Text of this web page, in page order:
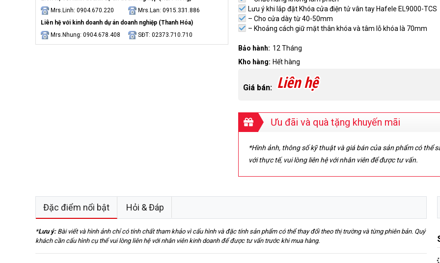
Mrs.Linh: 0904.670.220
Mrs.Lan: 0915.331.886
Liên hệ với kinh doanh dự án doanh nghiệp (Thanh Hóa)
Mrs.Nhung: 0904.678.408
SĐT: 02373.710.710
Lưu ý khi lắp đặt Khóa cửa điện tử vân tay Hafele EL9000-TCS
– Cho cửa dày từ 40-50mm
– Khoảng cách giữ mặt thân khóa và tâm lỗ khóa là 70mm
Bảo hành: 12 Tháng
Kho hàng: Hết hàng
Giá bán: Liên hệ
Ưu đãi và quà tặng khuyến mãi
*Hình ảnh, thông số kỹ thuật và giá bán của sản phẩm có thể
với thực tế, vui lòng liên hệ với nhân viên để được tư vấn.
Đặc điểm nổi bật Hỏi & Đáp
*Lưu ý:Bài viết và hình ảnh chỉ có tính chất tham khảo vì cấu hình và đặc tính sản phẩm có thể thay đổi theo thị trường và từng phiên bản. Quý
khách cần cấu hình cụ thể vui lòng liên hệ với nhân viên kinh doanh để được tư vấn trước khi mua hàng.